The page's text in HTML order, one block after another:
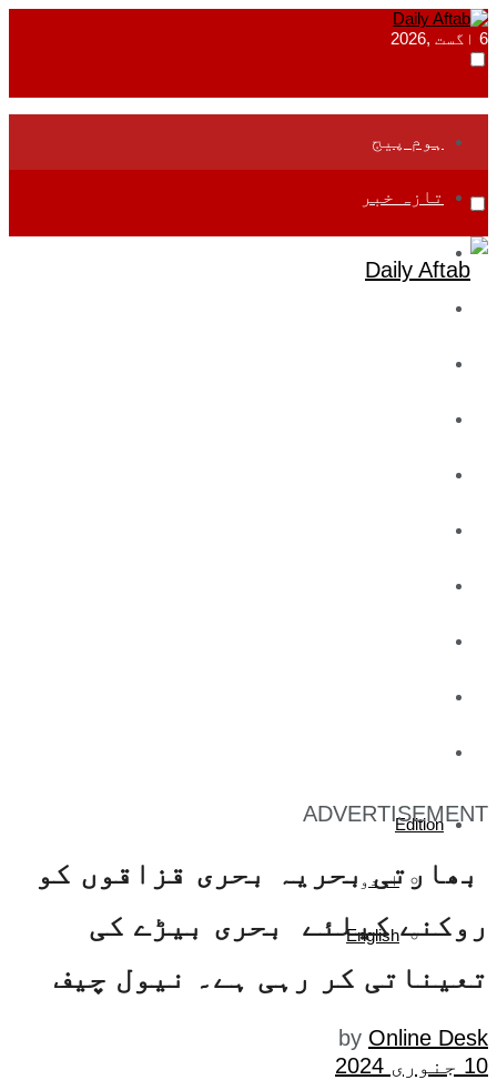
6 اگست ,2026
ہوم پیج
تازہ خبر
Edition
اردو
English
ADVERTISEMENT
بھارتی بحریہ بحری قزاقوں کو
روکنے کیلئے بحری بیڑے کی
تعیناتی کر رہی ہے۔ نیول چیف
by Online Desk
10 جنوری 2024